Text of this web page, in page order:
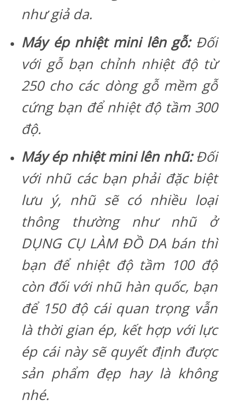
như giả da.
Máy ép nhiệt mini lên gỗ:Đối
với gỗ bạn chỉnh nhiệt độ từ
250 cho các dòng gỗ mềm gỗ
cứng bạn để nhiệt độ tầm 300
độ.
Máy ép nhiệt mini lên nhũ:Đối
với nhũ các bạn phải đặc biệt
lưu ý, nhũ sẽ có nhiều loại
thông thường như nhũ ở
DỤNG CỤ LÀM ĐỒ DA bán thì
bạn để nhiệt độ tầm 100 độ
còn đối với nhũ hàn quốc, bạn
để 150 độ cái quan trọng vẫn
là thời gian ép, kết hợp với lực
ép cái này sẽ quyết định được
sản phẩm đẹp hay là không
nhé.